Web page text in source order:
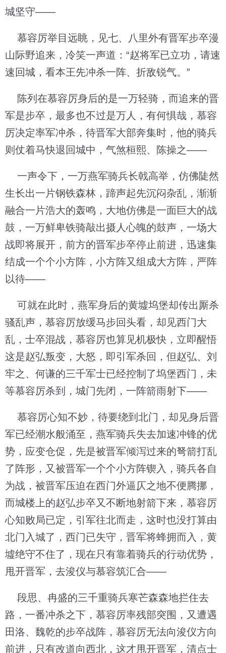
城坚守——
慕容厉举目远眺，见七、八里外有晋军步卒漫
山际野追来，冷笑一声道：“赵将军已立功，请速
速回城，看本王先冲杀一阵、折敌锐气。”
陈列在慕容厉身后的是一万轻骑，而追来的晋
军是步卒，最多也不过是万人，有何惧哉，慕容
厉决定率军冲杀，待晋军大部奔集时，他的骑兵
则仗着马快退回城中，气煞桓熙、陈操之——
一声令下，一万燕军骑兵长戟高举，仿佛陡然
生长出一片钢铁森林，蹄声起先沉闷杂乱，渐渐
融合一片浩大的轰鸣，大地仿佛是一面巨大的战
鼓，一万鲜卑铁骑敲出摄人心魄的鼓声，一场大
战即将展开，前方的晋军步卒停止前进，迅速集
结成一个个小方阵，小方阵又组成大方阵，严阵
以待——
可就在此时，燕军身后的黄墟坞堡却传出厮杀
骚乱声，慕容厉放缓马步回头看，却见西门大
乱，士卒混战，慕容厉也算见机极快，立即醒悟
这是赵弘叛变，大怒，即引军杀回，但赵弘、刘
牢之、何谦的三千军士已经控制了坞堡西门，未
等慕容厉杀到，城门先闭，一阵箭雨射下——
慕容厉心知不妙，待要绕到北门，却见身后晋
军已经潮水般涌至，燕军骑兵失去加速冲锋的优
势，应变仓促，先是被晋军倾泻过来的弩箭打乱
了阵形，又被晋军一个个小方阵锲入，骑兵各自
为战，被晋军压迫在西门外逼仄之地不便腾挪，
而城楼上的赵弘步卒又不断地射箭下来，慕容厉
心知败局已定，引军往北而走，这时也没打算由
北门入城了，西门已失守，晋军将蜂拥而入，黄
墟绝守不住了，现在只有靠着骑兵的行动优势，
甩开晋军，去浚仪与慕容筑汇合——
段思、冉盛的三千重骑兵寒芒森森地拦住去
路，一番冲杀之下，慕容厉率残部突围，又遭遇
田洛、魏乾的步卒战阵，慕容厉无法向浚仪方向
前进，只有改道向西北，这才甩开晋军，清点士